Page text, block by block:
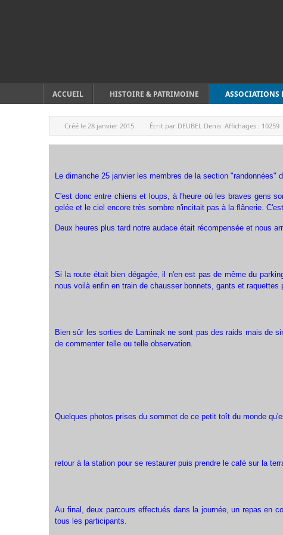
ACCUEIL HISTOIRE & PATRIMOINE ASSOCIATIONS
Créé le 28 janvier 2015 Écrit par DEUBEL Denis Affichages : 10259
Le dimanche 25 janvier les membres de la section
C'est donc entre chiens et loups, à l'heure où les braves gens
gelée et le ciel encore très sombre n'incitait pas à la flânerie.
Deux heures plus tard notre audace était récompensée et nous
Si la route était bien dégagée, il n'en est pas de même du
nous voilà enfin en train de chausser bonnets, gants et
Bien sûr les sorties de Laminak ne sont pas des raids mais de
de commenter telle ou telle observation.
Quelques photos prises du sommet de ce petit toît du monde
retour à la station pour se restaurer puis prendre le café sur la
Au final, deux parcours effectués dans la journée, un repas en
tous les participants.